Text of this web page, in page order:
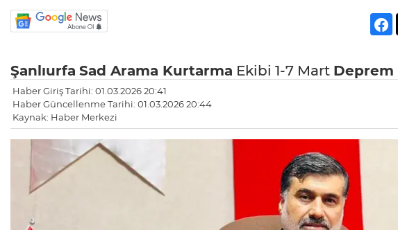
Şanlıurfa Sad Arama Kurtarma Ekibi 1-7 Mart Deprem
Haber Giriş Tarihi: 01.03.2026 20:41
Haber Güncellenme Tarihi: 01.03.2026 20:44
Kaynak: Haber Merkezi